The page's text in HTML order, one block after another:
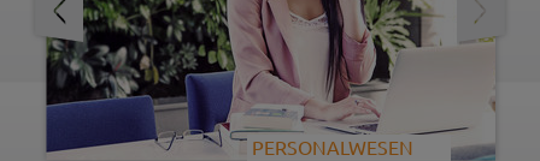
PERSONALWESEN